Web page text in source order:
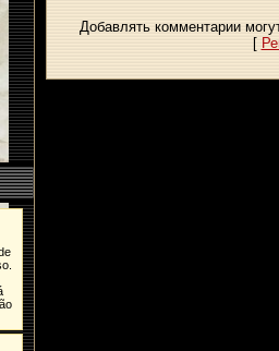
Добавлять комментарии
[